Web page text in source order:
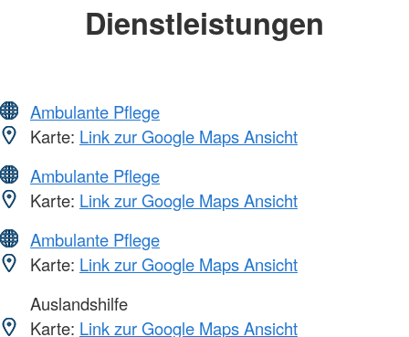
Dienstleistungen
Ambulante Pflege
Karte: Link zur Google Maps Ansicht
Ambulante Pflege
Karte: Link zur Google Maps Ansicht
Ambulante Pflege
Karte: Link zur Google Maps Ansicht
Auslandshilfe
Karte: Link zur Google Maps Ansicht